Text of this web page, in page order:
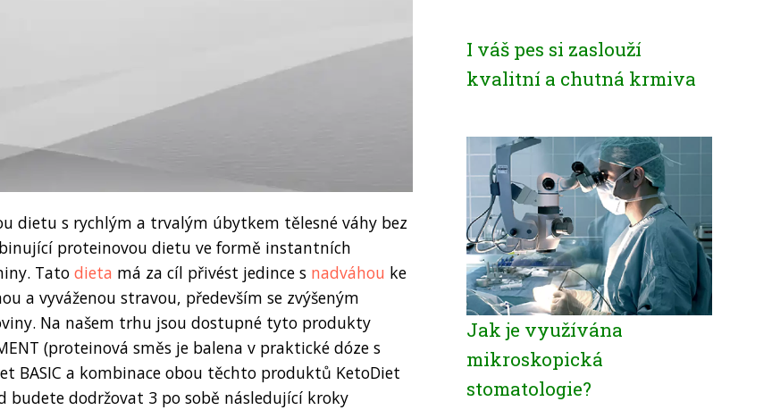
dietu s rychlým a trvalým úbytkem tělesné váhy bez
proteinovou dietu ve formě instantních
Tato dieta má za cíl přivést jedince s nadváhou ke
a vyváženou stravou, především se zvýšeným
Na našem trhu jsou dostupné tyto produkty
(proteinová směs je balena v praktické dóze s
BASIC a kombinace obou těchto produktů KetoDiet
budete dodržovat 3 po sobě následující kroky
I váš pes si zaslouží
kvalitní a chutná krmiva
Jak je využívána
mikroskopická
stomatologie?